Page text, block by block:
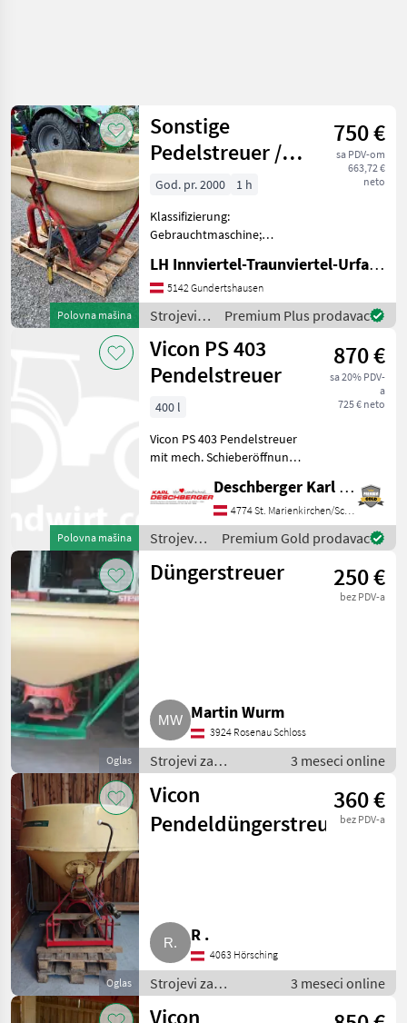
Polovna mašina
Sonstige
Pedelstreuer /
Düngestreuer
750 €
sa PDV-om
663,72 €
neto
God. pr. 2000
1 h
Klassifizierung:
Gebrauchtmaschine;
Maschinenmerkmale: -PVC-
Behälter -Standort
Gundertshausen Klateće
prskalice, : Klateće prskalice
Strojevi za đubrenje,
LH Innviertel-Traunviertel-Urfahr eGen, Gundertshausen
5142 Gundertshausen
Strojevi
za
đubrenje,
gnojenje i
navodnjavanje
/ Sonstige
Premium Plus prodavac
Polovna mašina
Vicon PS 403
Pendelstreuer
870 €
sa 20% PDV-
a
725 € neto
400 l
Vicon PS 403 Pendelstreuer
mit mech. Schieberöffnung
Behälterinhalt: ca. 400 Liter
- Ihr Ansprechpartner - Hr.
Watzenböck Mario Klateće
prskalice, :
Deschberger Karl Landtechnik GesmbH & Co KG
4774 St. Marienkirchen/Schärding
Strojevi
za
đubrenje,
Premium Gold prodavac
Oglas
Düngerstreuer 250 €
bez PDV-a
Martin Wurm
3924 Rosenau Schloss
Strojevi za
đubrenje, gnojenje i
navodnjavanje /
Rasipači
mineralnog đubriva
3 meseci online
Oglas
Vicon
Pendeldüngerstreuer
360 €
bez PDV-a
R .
4063 Hörsching
Strojevi za
đubrenje, gnojenje i
navodnjavanje /
3 meseci online
Vicon